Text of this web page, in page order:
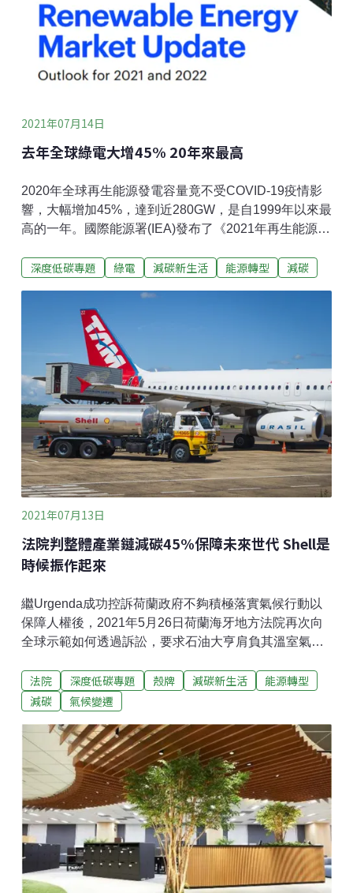
2021年07月14日
去年全球綠電大增45% 20年來最高
2020年全球再生能源發電容量竟不受COVID-19疫情影
響，大幅增加45%，達到近280GW，是自1999年以來最
高的一年。國際能源署(IEA)發布了《2021年再生能源市
據統計，2020年全球再生能源發電容量竟不受COVID-
270-280GW左右，這三年新增量跟先前相比，整整跳上
一級。且再生能源占全球新電力產能的9成之多，已是當
紅炸子雞，IEA因而修訂這兩年的預測增加量，有多25%
以上。太陽能、風能續領風騷以發電種類來看，太陽光
電的發展將繼續打破紀錄，到2022年，每年的新增量將
達到162GW，比2019年疫情大流行前的水準高出近
50%。風力發電方面，2020年全球裝機容量暴增了
90%，達到114GW。有如此成績，主要原因是許多
深度低碳專題 綠電 減碳新生活 能源轉型 減碳
2021年07月13日
法院判整體產業鏈減碳45%保障未來世代 Shell是
時候振作起來
繼Urgenda成功控訴荷蘭政府不夠積極落實氣候行動以
保障人權後，2021年5月26日荷蘭海牙地方法院再次向
全球示範如何透過訴訟，要求石油大亨肩負其溫室氣體
而，自2005年起以排放大戶作為訴訟對象者約僅占其中
的25%。此外，過去針對排放大戶的訴訟主要都在於請
Murphy、Shell等90個石油、能源、化學公司，賠償因
2005年卡崔娜颶風襲擊所造成的損害。又甚至有祕魯農
民跨海提告，要求德國法院判決萊茵電力公司賠償其因
冰湖潰決所致洪水（GLOF）的損害。
法院 深度低碳專題 殼牌 減碳新生活
能源轉型
減碳
氣候變遷